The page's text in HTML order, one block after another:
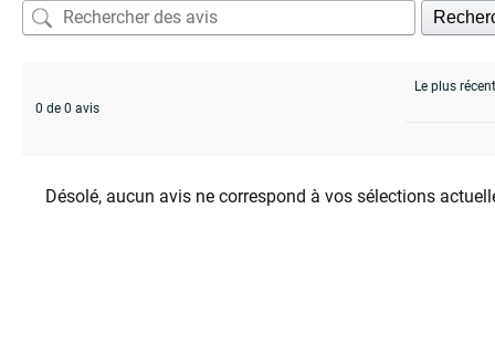
0 de 0 avis
Désolé, aucun avis ne correspond à vos sélections